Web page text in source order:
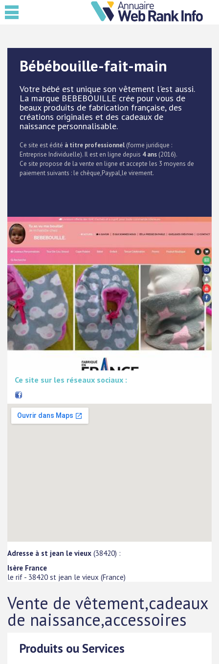
Bébébouille-fait-main
Votre bébé est unique son vêtement l'est aussi.
La marque BEBEBOUILLE crée pour vous de
beaux produits de fabrication française, des
créations originales et des cadeaux de
naissance personnalisable.
Ce site est édité à titre professionnel (forme juridique :
Entreprise Individuelle). Il est en ligne depuis 4 ans (2016).
Ce site propose de la vente en ligne et accepte les 3 moyens de
paiement suivants : le chèque,Paypal,le virement.
Ce site sur les réseaux sociaux :
Adresse à st jean le vieux (38420) :
Isère France
le rif - 38420 st jean le vieux (France)
Vente de vêtement,cadeaux
de naissance,accessoires
Produits ou Services